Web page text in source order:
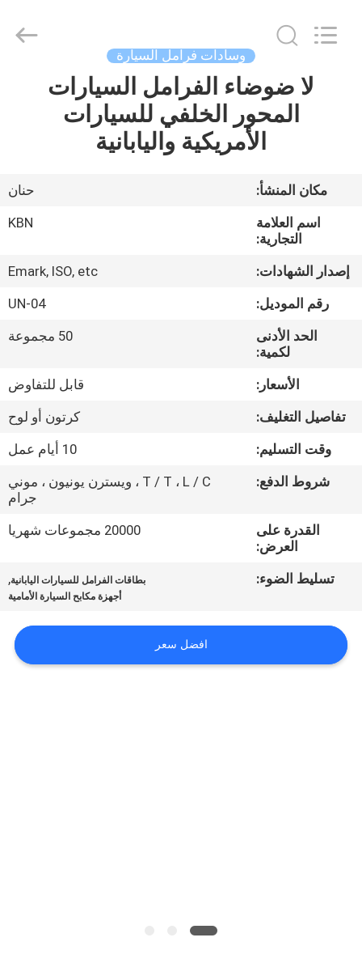
مسكن
معلومات
جولة
المعمل
مراقبة
الجودة
اتصل
اطلب
الموقع
وسادات فرامل السيارة
لا ضوضاء الفرامل السيارات
المحور الخلفي للسيارات
الأمريكية واليابانية
مكان المنشأ:
حنان
اسم العلامة
التجارية:
KBN
إصدار الشهادات:
Emark, ISO, etc
رقم الموديل:
UN-04
الحد الأدنى
لكمية:
50 مجموعة
الأسعار:
قابل للتفاوض
تفاصيل التغليف:
كرتون أو لوح
وقت التسليم:
10 أيام عمل
شروط الدفع:
T / T ، L / C ، ويسترن يونيون ، موني
جرام
القدرة على
العرض:
20000 مجموعات شهريا
تسليط الضوء: بطاقات الفرامل للسيارات اليابانية,
أجهزة مكابح السيارة الأمامية
افضل سعر